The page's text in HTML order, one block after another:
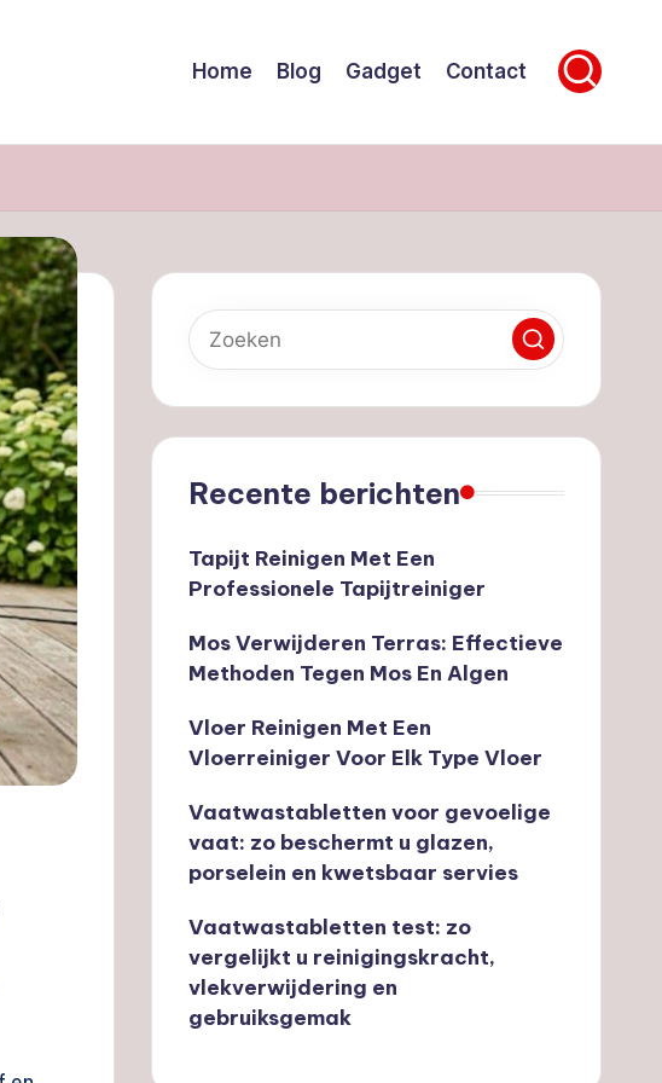
Home Blog Gadget Contact
Recente berichten
Tapijt Reinigen Met Een
Professionele Tapijtreiniger
Mos Verwijderen Terras: Effectieve
Methoden Tegen Mos En Algen
Vloer Reinigen Met Een
Vloerreiniger Voor Elk Type Vloer
Vaatwastabletten voor gevoelige
vaat: zo beschermt u glazen,
porselein en kwetsbaar servies
Vaatwastabletten test: zo
vergelijkt u reinigingskracht,
vlekverwijdering en
gebruiksgemak